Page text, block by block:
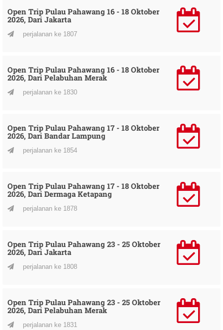
Open Trip Pulau Pahawang 16 - 18 Oktober
2026, Dari Jakarta
perjalanan ke 1807
Open Trip Pulau Pahawang 16 - 18 Oktober
2026, Dari Pelabuhan Merak
perjalanan ke 1830
Open Trip Pulau Pahawang 17 - 18 Oktober
2026, Dari Bandar Lampung
perjalanan ke 1854
Open Trip Pulau Pahawang 17 - 18 Oktober
2026, Dari Dermaga Ketapang
perjalanan ke 1878
Open Trip Pulau Pahawang 23 - 25 Oktober
2026, Dari Jakarta
perjalanan ke 1808
Open Trip Pulau Pahawang 23 - 25 Oktober
2026, Dari Pelabuhan Merak
perjalanan ke 1831